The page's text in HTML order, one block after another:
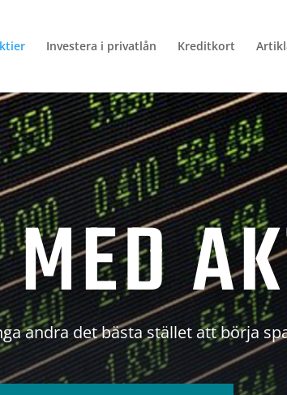
Investera i privatlån Kreditkort
andra det bästa stället att börja